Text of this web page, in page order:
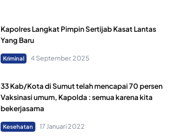
Kapolres Langkat Pimpin Sertijab Kasat Lantas
Yang Baru
Kriminal 4 September 2025
33 Kab/Kota di Sumut telah mencapai 70 persen
Vaksinasi umum, Kapolda : semua karena kita
bekerjasama
Kesehatan 17 Januari 2022